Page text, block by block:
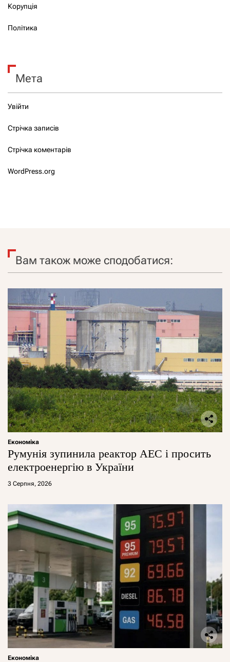
Корупція
Політика
Мета
Увійти
Стрічка записів
Стрічка коментарів
WordPress.org
Вам також може сподобатися:
Економіка
Румунія зупинила реактор АЕС і просить
електроенергію в України
3 Серпня, 2026
Економіка